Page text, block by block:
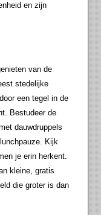
en zijn
van de
stedelijke
een tegel in de
Bestudeer de
dauwdruppels
Kijk
je erin herkent.
kleine, gratis
die groter is dan